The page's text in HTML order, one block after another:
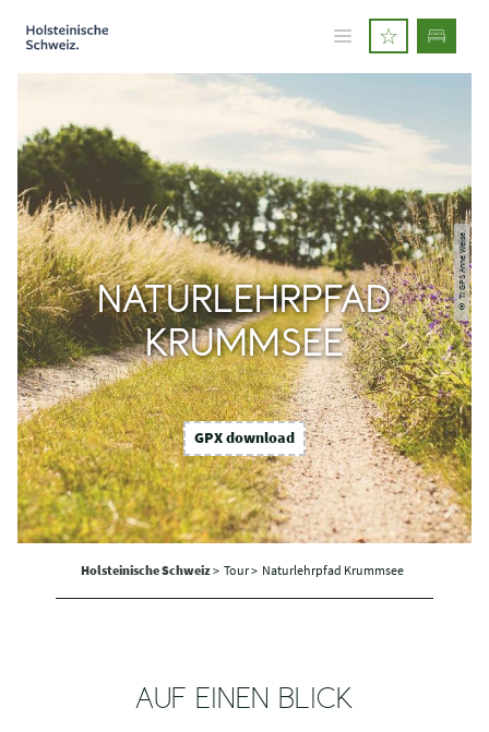
© TI GPS Anne Weise
NATURLEHRPFAD
KRUMMSEE
GPX download
Holsteinische Schweiz> Tour > Naturlehrpfad Krummsee
AUF EINEN BLICK